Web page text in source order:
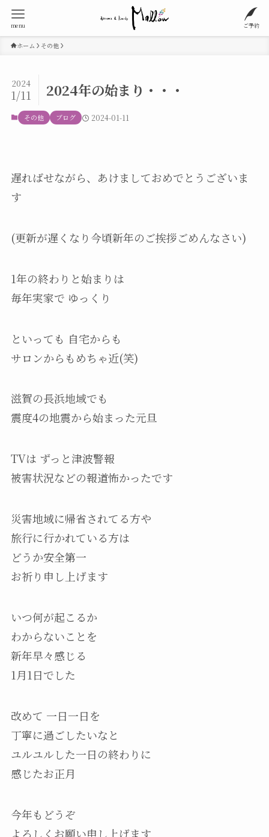
ご予約
menu
ホーム その他
2024年の始まり・・・
2024
1/11
その他 ブログ 2024-01-11
遅ればせながら、あけましておめでとうございま
す
(更新が遅くなり今頃新年のご挨拶ごめんなさい)
1年の終わりと始まりは
毎年実家で ゆっくり
といっても 自宅からも
サロンからもめちゃ近(笑)
滋賀の長浜地域でも
震度4の地震から始まった元旦
TVは ずっと津波警報
被害状況などの報道怖かったです
災害地域に帰省されてる方や
旅行に行かれている方は
どうか安全第一
お祈り申し上げます
いつ何が起こるか
わからないことを
新年早々感じる
1月1日でした
改めて 一日一日を
丁寧に過ごしたいなと
ユルユルした一日の終わりに
感じたお正月
今年もどうぞ
よろしくお願い申し上げます